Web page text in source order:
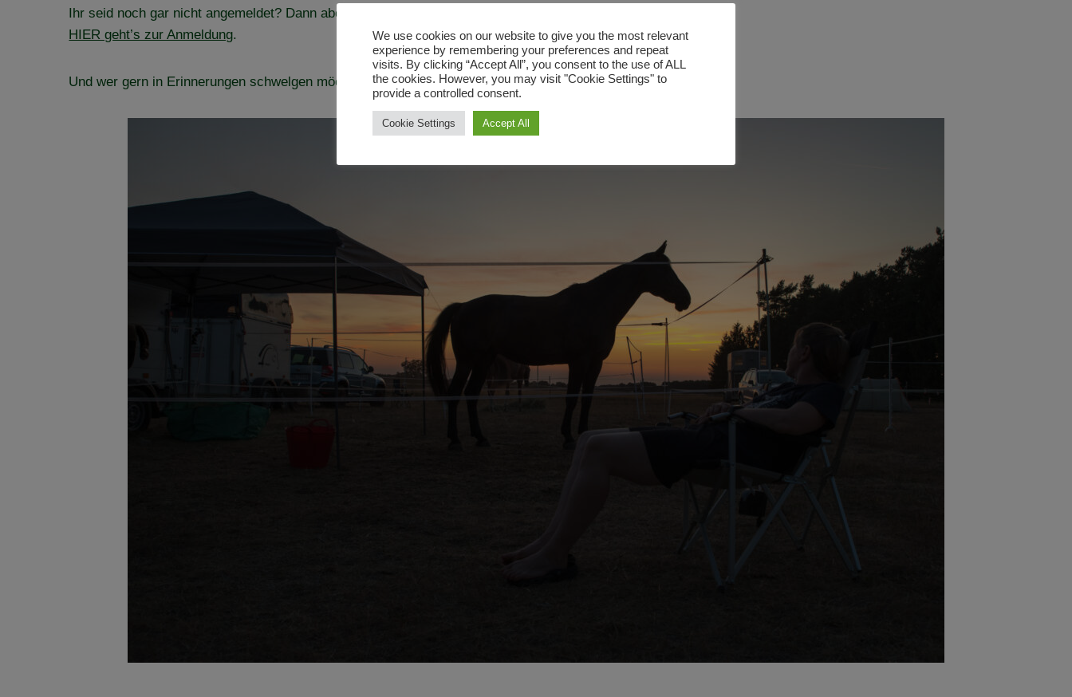
Ihr seid noch gar nicht angemeldet? Dann aber fix! Denn es gibt bereits über 60 feste Anmeldungen.
HIER geht’s zur Anmeldung.
Und wer gern in Erinnerungen schwelgen möchte, kann sich gern imFotoarchivumsehen.
We use cookies on our website to give you the most relevant
experience by remembering your preferences and repeat
visits. By clicking “Accept All”, you consent to the use of ALL
the cookies. However, you may visit "Cookie Settings" to
provide a controlled consent.
Cookie Settings Accept All